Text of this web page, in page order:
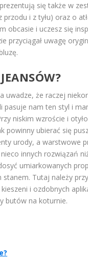
się także w
i z tyłu) oraz o
obcasie i uczesz się
przyciągał uwagę
uwadze, że raczej
pasuje nam ten styl i
niskim wzroście i
powinny ubierać się
urody, a warstwowe
innych rozwiązań
umiarkowanych
Tutaj należy
i ozdobnych
butów na koturnie.